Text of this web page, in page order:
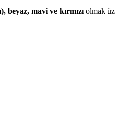
beyaz, mavi ve kırmızı olmak